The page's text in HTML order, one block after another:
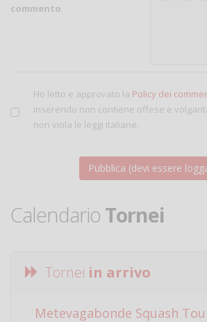
commento
Ho letto e approvato la Policy dei
inserendo non contiene offese e
non viola le leggi italiane.
Calendario Tornei
Tornei in arrivo
Metevagabonde Squash